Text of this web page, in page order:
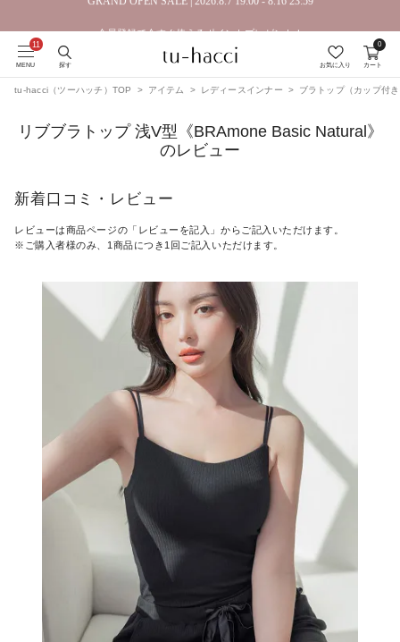
GRAND OPEN SALE | 2026.8.7 19:00 - 8.16 23:59
MENU 探す お気に入り カート
0
tu-hacci（ツーハッチ）TOP アイテム レディースインナー ブラトップ（カップ付
リブブラトップ 浅V型《BRAmone Basic Natural》
のレビュー
新着口コミ・レビュー
レビューは商品ページの「レビューを記入」からご記入いただけます。
※ご購入者様のみ、1商品につき1回ご記入いただけます。